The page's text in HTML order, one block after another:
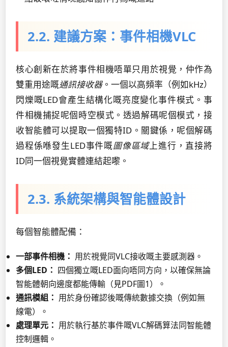
2.2. 建議方案：事件相機VLC
核心創新在於將事件相機唔單只用於視覺，仲作為
雙重用途嘅通訊接收器。一個以高頻率（例如kHz）
閃爍嘅LED會產生結構化嘅亮度變化事件模式。事
件相機捕捉呢個時空模式。透過解碼呢個模式，接
收智能體可以提取一個獨特ID。關鍵係，呢個解碼
過程係喺發生LED事件嘅圖像區域上進行，直接將
ID同一個視覺實體連結起嚟。
2.3. 系統架構與智能體設計
每個智能體配備：
一部事件相機： 用於視覺同VLC接收嘅主要感測器。
多個LED： 四個獨立嘅LED面向唔同方向，以確保無論
智能體朝向邊度都能傳輸（見PDF圖1）。
通訊模組： 用於身份確認後嘅傳統數據交換（例如無
線電）。
處理單元： 用於執行基於事件嘅VLC解碼算法同智能體
控制邏輯。